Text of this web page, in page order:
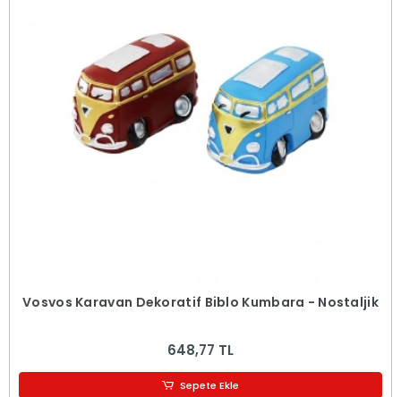
Vosvos Karavan Dekoratif Biblo Kumbara - Nostaljik
648,77 TL
Sepete Ekle